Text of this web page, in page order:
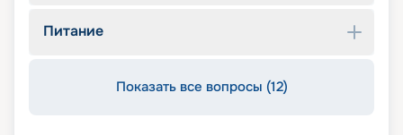
Питание
Показать все вопросы (12)